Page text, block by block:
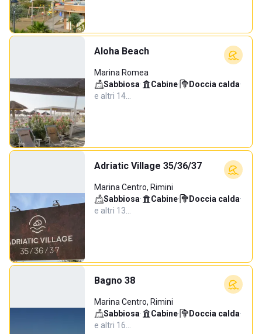
Aloha Beach
Marina Romea
Sabbiosa· Cabine· Doccia calda·
e altri 14…
Adriatic Village 35/36/37
Marina Centro, Rimini
Sabbiosa· Cabine· Doccia calda·
e altri 13…
Bagno 38
Marina Centro, Rimini
Sabbiosa· Cabine· Doccia calda·
e altri 16…